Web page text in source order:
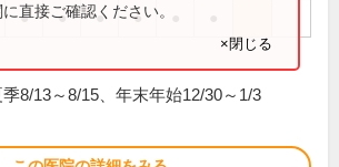
● ● ● ●
直接ご確認ください。
×閉じる
季8/13～8/15、年末年始12/30～1/3